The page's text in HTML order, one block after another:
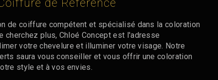
de Référence
de coiffure compétent et spécialisé dans la coloration
cherchez plus, Chloé Concept est l'adresse
votre chevelure et illuminer votre visage. Notre
saura vous conseiller et vous offrir une coloration
style et à vos envies.